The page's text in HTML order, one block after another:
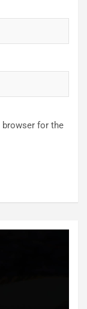
browser for the